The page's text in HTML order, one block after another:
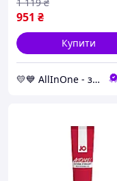
951 ₴
Купити
💛💙 AllInOne - знаходь все необхідне в одному магазині!